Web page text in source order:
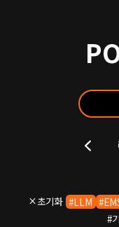
초기화 #LLM #
#